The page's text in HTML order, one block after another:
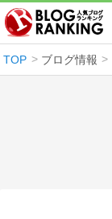
TOP ブログ情報